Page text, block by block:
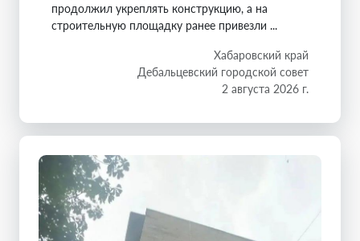
продолжил укреплять конструкцию, а на
строительную площадку ранее привезли ...
Хабаровский край
Дебальцевский городской совет
2 августа 2026 г.